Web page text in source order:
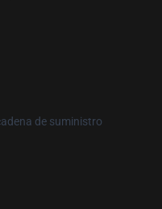
de suministro